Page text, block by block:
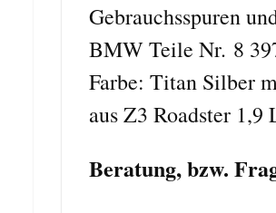
Gebrauchsspuren
BMW Teile Nr. 8
Farbe: Titan Silber
aus Z3 Roadster
Beratung, bzw.